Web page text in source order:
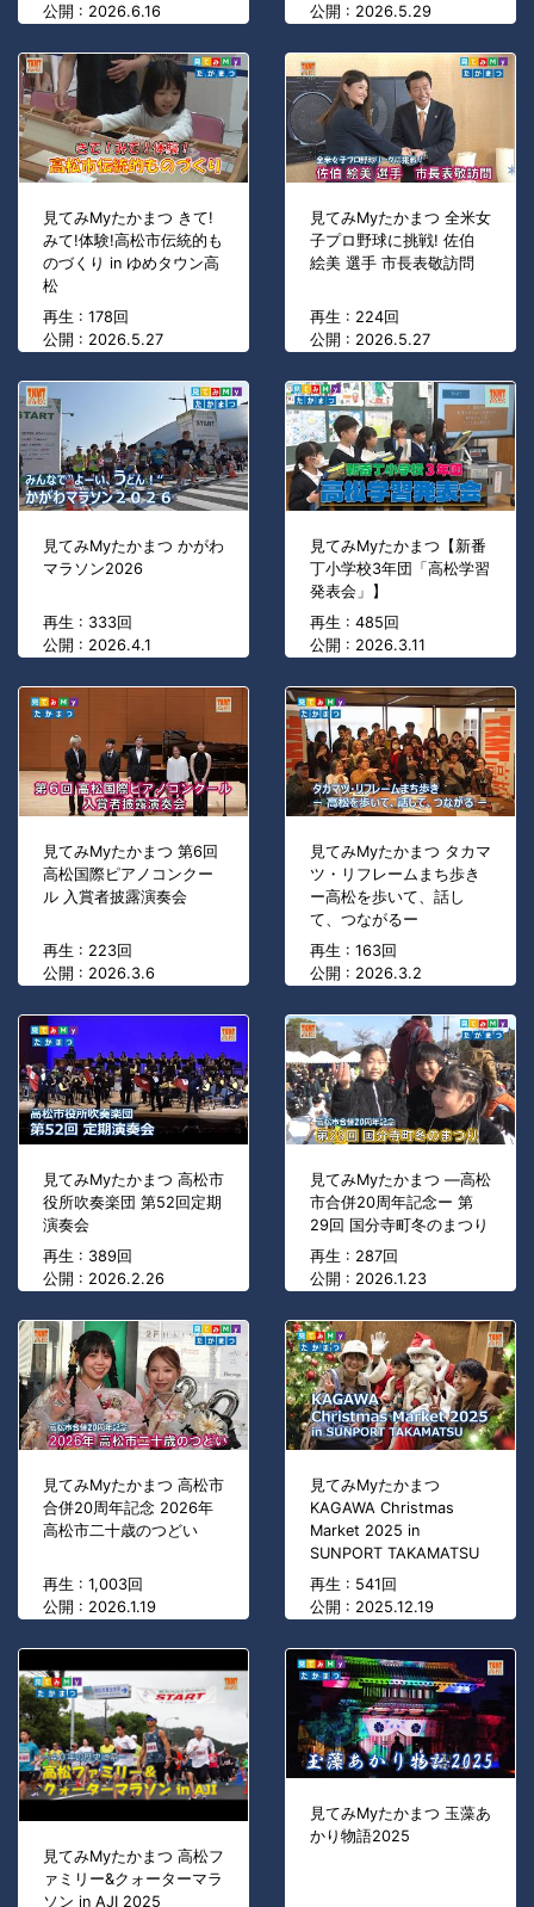
公開 : 2026.6.16
公開 : 2026.5.29
見てみMyたかまつ きて!
みて!体験!高松市伝統的も
のづくり in ゆめタウン高
松
再生 : 178回
公開 : 2026.5.27
見てみMyたかまつ 全米女
子プロ野球に挑戦! 佐伯
絵美 選手 市長表敬訪問
再生 : 224回
公開 : 2026.5.27
見てみMyたかまつ かがわ
マラソン2026
再生 : 333回
公開 : 2026.4.1
見てみMyたかまつ【新番
丁小学校3年団「高松学習
発表会」】
再生 : 485回
公開 : 2026.3.11
見てみMyたかまつ 第6回
高松国際ピアノコンクー
ル 入賞者披露演奏会
再生 : 223回
公開 : 2026.3.6
見てみMyたかまつ タカマ
ツ・リフレームまち歩き
ー高松を歩いて、話し
て、つながるー
再生 : 163回
公開 : 2026.3.2
見てみMyたかまつ 高松市
役所吹奏楽団 第52回定期
演奏会
再生 : 389回
公開 : 2026.2.26
見てみMyたかまつ ―高松
市合併20周年記念ー 第
29回 国分寺町冬のまつり
再生 : 287回
公開 : 2026.1.23
見てみMyたかまつ 高松市
合併20周年記念 2026年
高松市二十歳のつどい
再生 : 1,003回
公開 : 2026.1.19
見てみMyたかまつ
KAGAWA Christmas
Market 2025 in
SUNPORT TAKAMATSU
再生 : 541回
公開 : 2025.12.19
見てみMyたかまつ 高松フ
ァミリー&クォーターマラ
ソン in AJI 2025
見てみMyたかまつ 玉藻あ
かり物語2025